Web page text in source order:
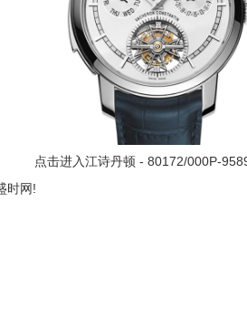
点击进入江诗丹顿 - 80172/000P-
时网!